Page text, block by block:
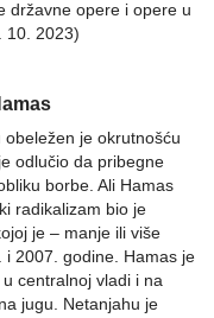
državne opere i opere u
10. 2023)
je okrutnošću
odlučio da pribegne
borbe. Ali Hamas
radikalizam bio je
je – manje ili više
i 2007. godine. Hamas je
centralnoj vladi i na
jugu. Netanjahu je